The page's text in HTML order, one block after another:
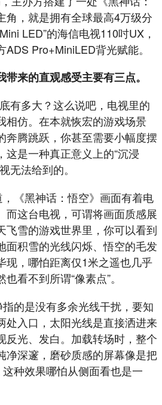
角，就是拥有全球最高4万级分
LED”的海信电视110吋UX，
Pro+MiniLED背光赋能。
来的直观感受主要有三点。
有多大？这么说吧，电视里的
相仿。在本就恢宏的游戏场景
奔腾跳跃，你甚至需要小幅度摆
这是一种真正意义上的“沉浸
无法给到的。
，《黑神话：悟空》画面有着电
而这台电视，可谓将画面质感展
飞雪的游戏世界里，你可以看到
面积雪的光线闪烁、悟空的毛发
现，哪怕距离仅1米之遥也几乎
看不到所谓“像素点”。
指的是没有多余光线干扰，要知
处入口，太阳光线是直接洒进来
反光、发白。加载转场时，整个
净深邃，磨砂质感的屏幕像是把
这种效果哪怕从侧面看也是一